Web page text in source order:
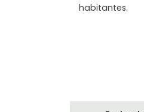
habitantes.